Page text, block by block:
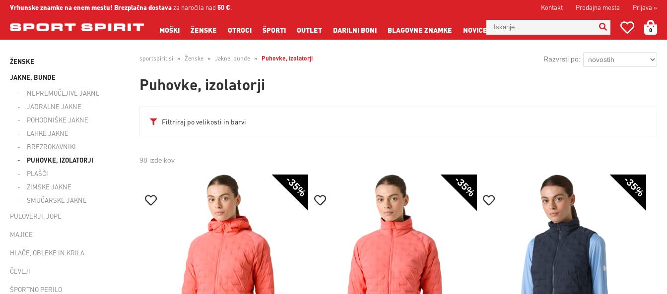
Prijava »
Kontakt Prodajna mesta
Vrhunske znamke na enem mestu! Brezplačna dostavaza naročila nad 50 €.
0
MOŠKI ŽENSKE OTROCI ŠPORTI OUTLET DARILNI BONI BLAGOVNE ZNAMKE NOVICE
ŽENSKE
JAKNE, BUNDE
NEPREMOČLJIVE JAKNE
JADRALNE JAKNE
POHODNIŠKE JAKNE
LAHKE JAKNE
BREZROKAVNIKI
PUHOVKE, IZOLATORJI
PLAŠČI
ZIMSKE JAKNE
SMUČARSKE JAKNE
PULOVERJI, JOPE
MAJICE
HLAČE, OBLEKE IN KRILA
ČEVLJI
ŠPORTNO PERILO
sportspirit.si Ženske Jakne, bunde Puhovke, izolatorji Razvrsti po:
Puhovke, izolatorji
Filtriraj po velikosti in barvi
98 izdelkov
-35% -35% -35%